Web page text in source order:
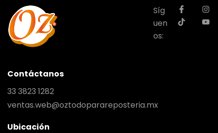
Síg
uen
os:
Contáctanos
33 3823 1282
ventas.web@oztodoparareposteria.mx
Ubicación